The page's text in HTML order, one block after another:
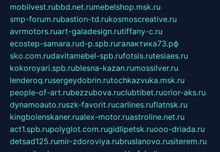
mobilvest.rubbd.net.rumebelshop.msk.ru
smp-forum.rubastion-td.rukosmoscreative.ru
avrmotors.ruart-galadesign.rutiffany-c.ru
ecostep-samara.rud-p.spb.ruгалактика73.рф
sko.com.rudavitamebel-spb.rufotsis.rutesiaes.ru
kokoroyari.spb.rublesna-kazan.rumossilver.ru
lenderoq.rusergeydobrin.rutochkazvuka.msk.ru
people-of-art.rubezzubova.ruclubtibet.ruorior-aks.ru
dynamoauto.ruszk-favorit.rucarlines.ruflatnsk.ru
kingbolenskaner.rualex-motor.ruastroline.net.ru
act1.spb.rupolyglot.com.rugidlipetsk.ruooo-driada.ru
detsad125.rumir-zdoroviya.rubruslanovo.rusiterem.ru